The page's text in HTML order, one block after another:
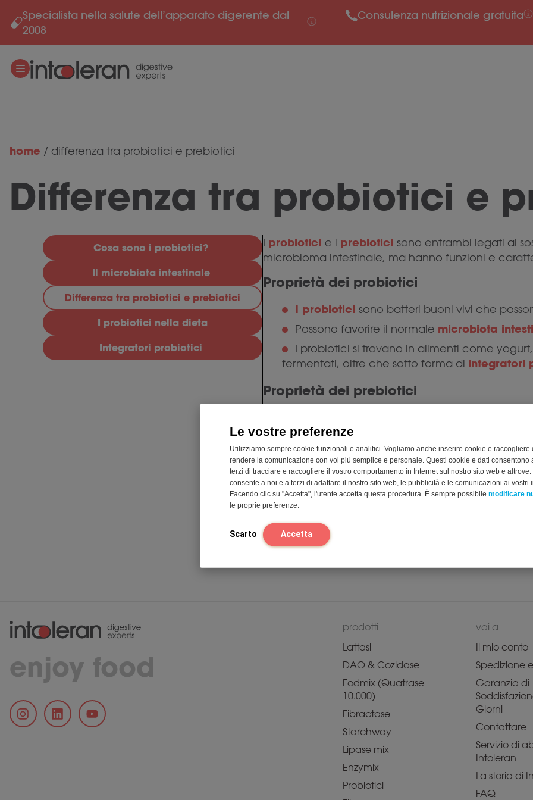
Le vostre preferenze
Utilizziamo sempre cookie funzionali e analitici. Vogliamo anche inserire cookie e raccogliere
rendere la comunicazione con voi più semplice e personale. Questi cookie e dati consentono
terzi di tracciare e raccogliere il vostro comportamento in Internet sul nostro sito web e altrove.
consente a noi e a terzi di adattare il nostro sito web, le pubblicità e le comunicazioni ai vostri
Facendo clic su "Accetta", l'utente accetta questa procedura. È sempre possibile modificare
le proprie preferenze.
Scarto Accetta
Salta al contenuto
Specialista nella salute dell’apparato digerente dal
2008
Consulenza nutrizionale gratuita
home / differenza tra probiotici e prebiotici
Differenza tra probiotici e
Cosa sono i probiotici?
Il microbiota intestinale
Differenza tra probiotici e prebiotici
I probiotici nella dieta
Integratori probiotici
I probiotici e i prebioticisono entrambi legati al
microbioma intestinale, ma hanno funzioni e
Proprietà dei probiotici
I probiotici sono batteri buoni vivi che
Possono favorire il normale microbiota
I probiotici si trovano in alimenti come
fermentati, oltre che sotto forma di integratori
Proprietà dei prebiotici
Servono come alimento per i batteri
l’attività e contribuendo a sostenere il normale
I prebiotici sono spesso alimenti ricchi di
integrali e legumi. È anche possibile assumere
enjoy food
prodotti
Lattasi
DAO & Cozidase
Fodmix (Quatrase
10.000)
Fibractase
Starchway
Lipase mix
Enzymix
Probiotici
vai a
Il mio conto
Spedizione
Garanzia di
Giorni
Contattare
Servizio di
Intoleran
La storia di
FAQ